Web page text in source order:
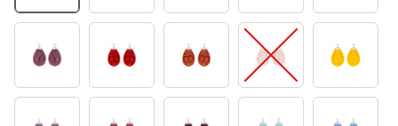
15 16 17 24 25